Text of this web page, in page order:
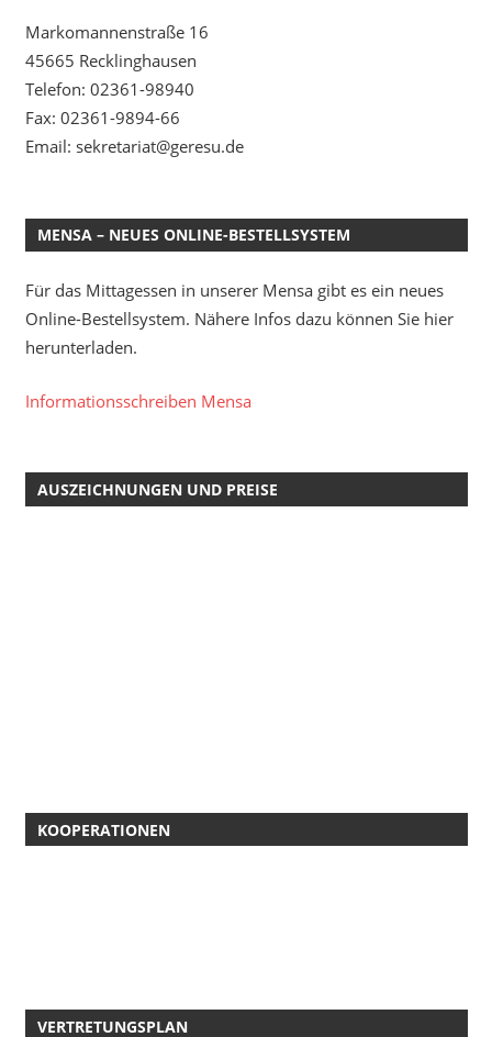
Markomannenstraße 16
45665 Recklinghausen
Telefon: 02361-98940
Fax: 02361-9894-66
Email: sekretariat@geresu.de
MENSA – NEUES ONLINE-BESTELLSYSTEM
Für das Mittagessen in unserer Mensa gibt es ein neues
Online-Bestellsystem. Nähere Infos dazu können Sie hier
herunterladen.
Informationsschreiben Mensa
AUSZEICHNUNGEN UND PREISE
KOOPERATIONEN
VERTRETUNGSPLAN